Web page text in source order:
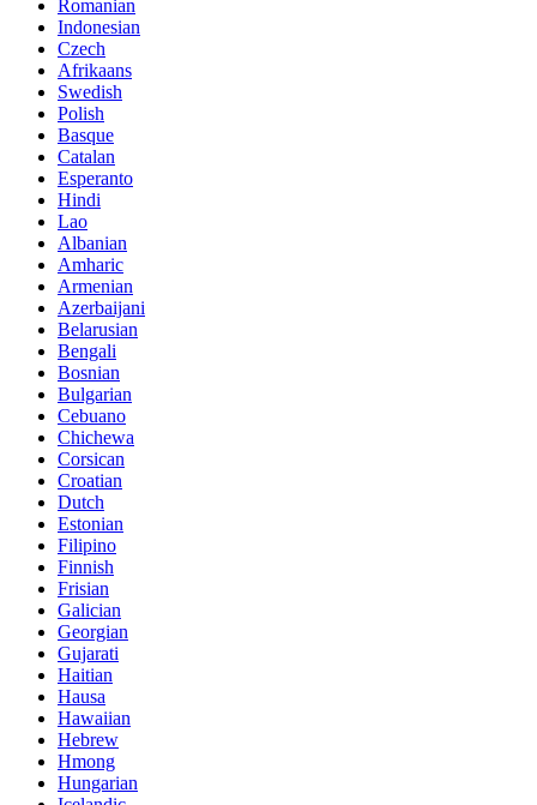
Romanian
Indonesian
Czech
Afrikaans
Swedish
Polish
Basque
Catalan
Esperanto
Hindi
Lao
Albanian
Amharic
Armenian
Azerbaijani
Belarusian
Bengali
Bosnian
Bulgarian
Cebuano
Chichewa
Corsican
Croatian
Dutch
Estonian
Filipino
Finnish
Frisian
Galician
Georgian
Gujarati
Haitian
Hausa
Hawaiian
Hebrew
Hmong
Hungarian